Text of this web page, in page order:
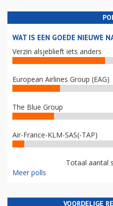
WAT IS EEN GOEDE NIEUWE
Verzin alsjeblieft iets anders
European Airlines Group (EAG)
The Blue Group
Air-France-KLM-SAS(-TAP)
Totaal aantal
Meer polls
VOORDELIGE